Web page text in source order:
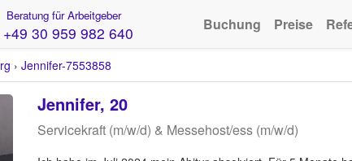
Beratung für Arbeitgeber
+49 30 959 982 640 Buchung Preise
› Jennifer-7553858
Jennifer, 20
Servicekraft (m/w/d) & Messehost/ess (m/w/d)